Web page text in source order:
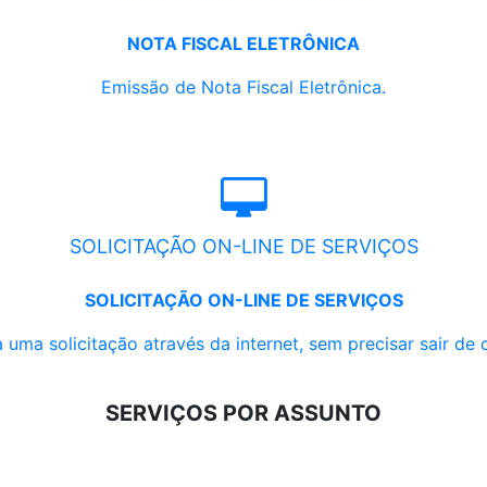
NOTA FISCAL ELETRÔNICA
Emissão de Nota Fiscal Eletrônica.
SOLICITAÇÃO ON-LINE DE SERVIÇOS
SOLICITAÇÃO ON-LINE DE SERVIÇOS
uma solicitação através da internet, sem precisar sair de
SERVIÇOS POR ASSUNTO